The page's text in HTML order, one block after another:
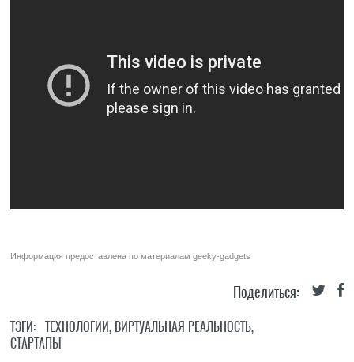
Информация предоставлена по материаламgeeky-gadgets
Поделиться:
ТЭГИ: ТЕХНОЛОГИИ, ВИРТУАЛЬНАЯ РЕАЛЬНОСТЬ,
СТАРТАПЫ